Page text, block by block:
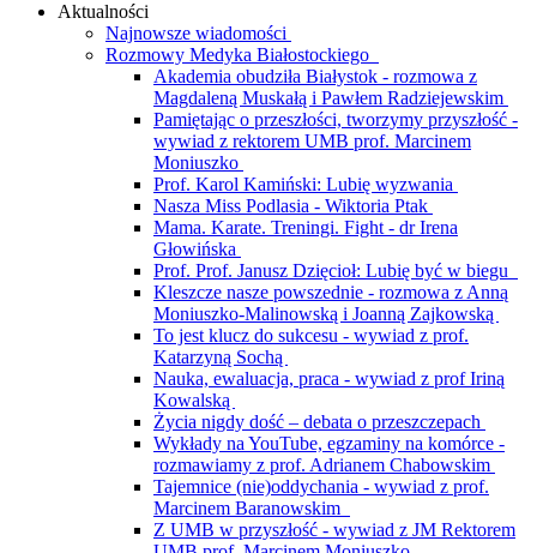
Aktualności
Najnowsze wiadomości
Rozmowy Medyka Białostockiego
Akademia obudziła Białystok - rozmowa z
Magdaleną Muskałą i Pawłem Radziejewskim
Pamiętając o przeszłości, tworzymy przyszłość -
wywiad z rektorem UMB prof. Marcinem
Moniuszko
Prof. Karol Kamiński: Lubię wyzwania
Nasza Miss Podlasia - Wiktoria Ptak
Mama. Karate. Treningi. Fight - dr Irena
Głowińska
Prof. Prof. Janusz Dzięcioł: Lubię być w biegu
Kleszcze nasze powszednie - rozmowa z Anną
Moniuszko-Malinowską i Joanną Zajkowską
To jest klucz do sukcesu - wywiad z prof.
Katarzyną Sochą
Nauka, ewaluacja, praca - wywiad z prof Iriną
Kowalską
Życia nigdy dość – debata o przeszczepach
Wykłady na YouTube, egzaminy na komórce -
rozmawiamy z prof. Adrianem Chabowskim
Tajemnice (nie)oddychania - wywiad z prof.
Marcinem Baranowskim
Z UMB w przyszłość - wywiad z JM Rektorem